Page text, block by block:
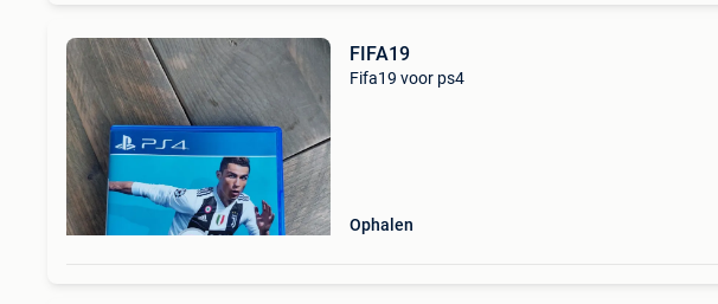
FIFA19
Fifa19 voor ps4
Ophalen